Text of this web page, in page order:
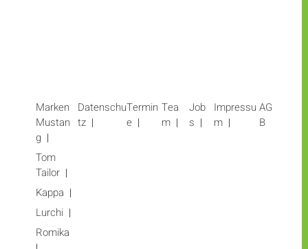
Marken
Mustan
g
Tom
Tailor
Kappa
Lurchi
Romika
Datenschu
tz
Termin
e
Tea
m
Job
s
Impressu
m
AG
B